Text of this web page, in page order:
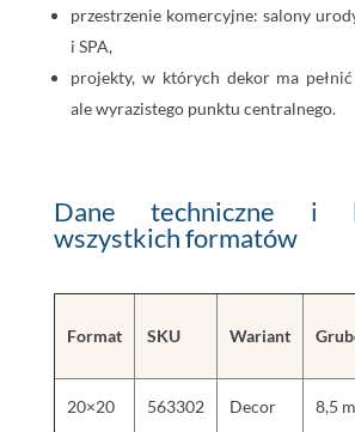
przestrzenie komercyjne: salony
i SPA,
projekty, w których dekor ma
ale wyrazistego punktu centralnego.
Dane techniczne i
wszystkich formatów
Format SKU Wariant
20×20 563302 Decor 8,5